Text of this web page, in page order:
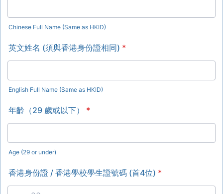
Chinese Full Name (Same as HKID)
英文姓名 (須與香港身份證相同) *
English Full Name (Same as HKID)
年齡（29 歲或以下） *
Age (29 or under)
香港身份證 / 香港學校學生證號碼 (首4位) *